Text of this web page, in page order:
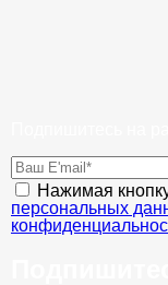
Нажимая
персональных